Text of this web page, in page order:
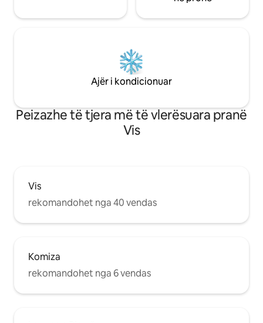
Ajër i kondicionuar
Peizazhe të tjera më të vlerësuara pranë
Vis
Vis
rekomandohet nga 40 vendas
Komiza
rekomandohet nga 6 vendas